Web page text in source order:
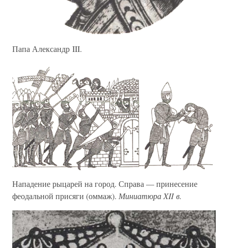
Папа Александр III.
Нападение рыцарей на город. Справа — принесение
феодальной присяги (оммаж). Миниатюра XII в.